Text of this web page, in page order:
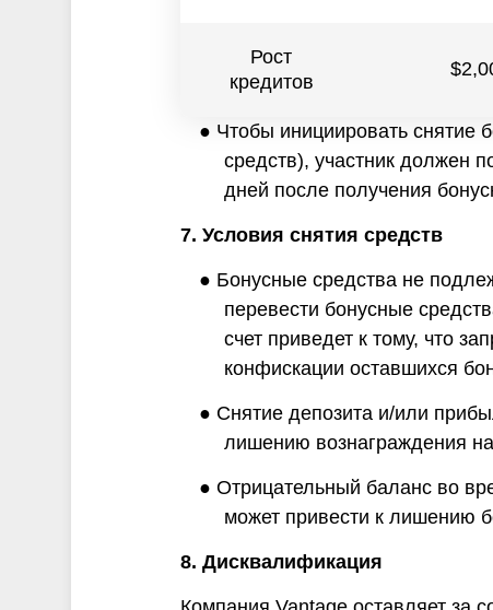
Рост
кредитов
● Чтобы инициировать снятие
средств), участник должен
дней после получения
7. Условия снятия средств
● Бонусные средства не
перевести бонусные
счет приведет к тому, что
конфискации оставшихся
● Снятие депозита и/или
лишению вознаграждения
● Отрицательный баланс во
может привести к лишению
8. Дисквалификация